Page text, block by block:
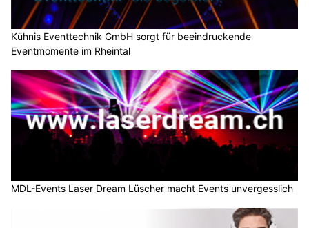
Kühnis Eventtechnik GmbH sorgt für beeindruckende
Eventmomente im Rheintal
MDL-Events Laser Dream Lüscher macht Events unvergesslich